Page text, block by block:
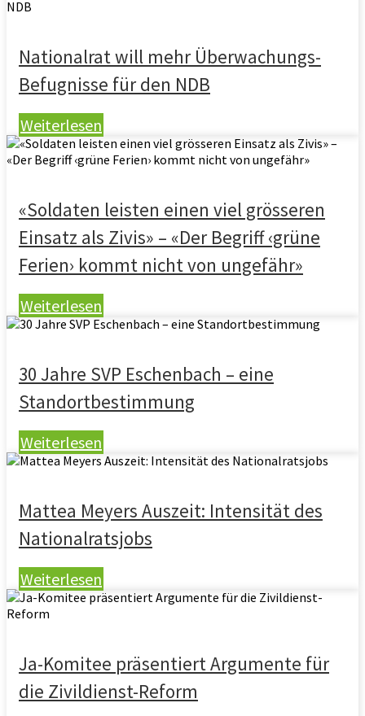
Nationalrat will mehr Überwachungs-
Befugnisse für den NDB
Weiterlesen
«Soldaten leisten einen viel grösseren
Einsatz als Zivis» – «Der Begriff ‹grüne
Ferien› kommt nicht von ungefähr»
Weiterlesen
30 Jahre SVP Eschenbach – eine
Standortbestimmung
Weiterlesen
Mattea Meyers Auszeit: Intensität des
Nationalratsjobs
Weiterlesen
Ja-Komitee präsentiert Argumente für
die Zivildienst-Reform